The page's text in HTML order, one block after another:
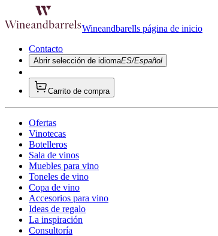
Wineandbarells página de inicio
Contacto
Abrir selección de idiomaES/Español
Carrito de compra
Ofertas
Vinotecas
Botelleros
Sala de vinos
Muebles para vino
Toneles de vino
Copa de vino
Accesorios para vino
Ideas de regalo
La inspiración
Consultoría